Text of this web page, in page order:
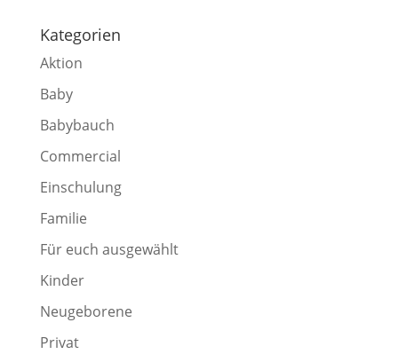
Kategorien
Aktion
Baby
Babybauch
Commercial
Einschulung
Familie
Für euch ausgewählt
Kinder
Neugeborene
Privat